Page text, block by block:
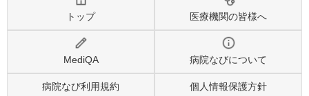
トップ 医療機関の皆様へ
MediQA 病院なびについて
病院なび利用規約 個人情報保護方針